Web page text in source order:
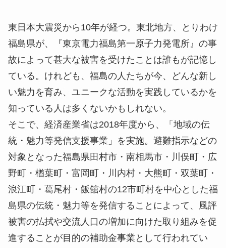
東日本大震災から10年が経つ。東北地方、とりわけ
福島県が、『東京電力福島第一原子力発電所』の事
故によって甚大な被害を受けたことは誰もが記憶し
ている。けれども、福島の人たちが今、どんな新し
い魅力を育み、ユニークな活動を実践しているかを
知っている人は多くないかもしれない。
そこで、経済産業省は2018年度から、「地域の伝
統・魅力等発信支援事業」を実施。避難指示などの
対象となった福島県田村市・南相馬市・川俣町・広
野町・楢葉町・富岡町・川内村・大熊町・双葉町・
浪江町・葛尾村・飯舘村の12市町村を中心とした福
島県の伝統・魅力等を発信することによって、風評
被害の払拭や交流人口の増加に向けた取り組みを促
進することが目的の補助金事業として行われてい